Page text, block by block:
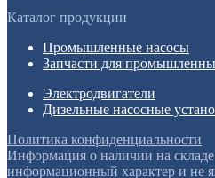
Каталог продукции
Промышленные насосы
Запчасти для
Электродвигатели
Дизельные насосные
Политика конфиденциальности
Информация о наличии на
информационный характер и не